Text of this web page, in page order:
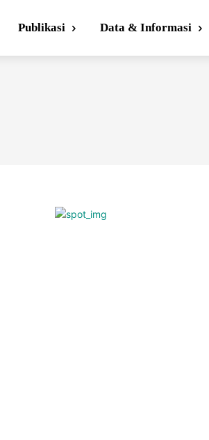
Publikasi Data & Informasi